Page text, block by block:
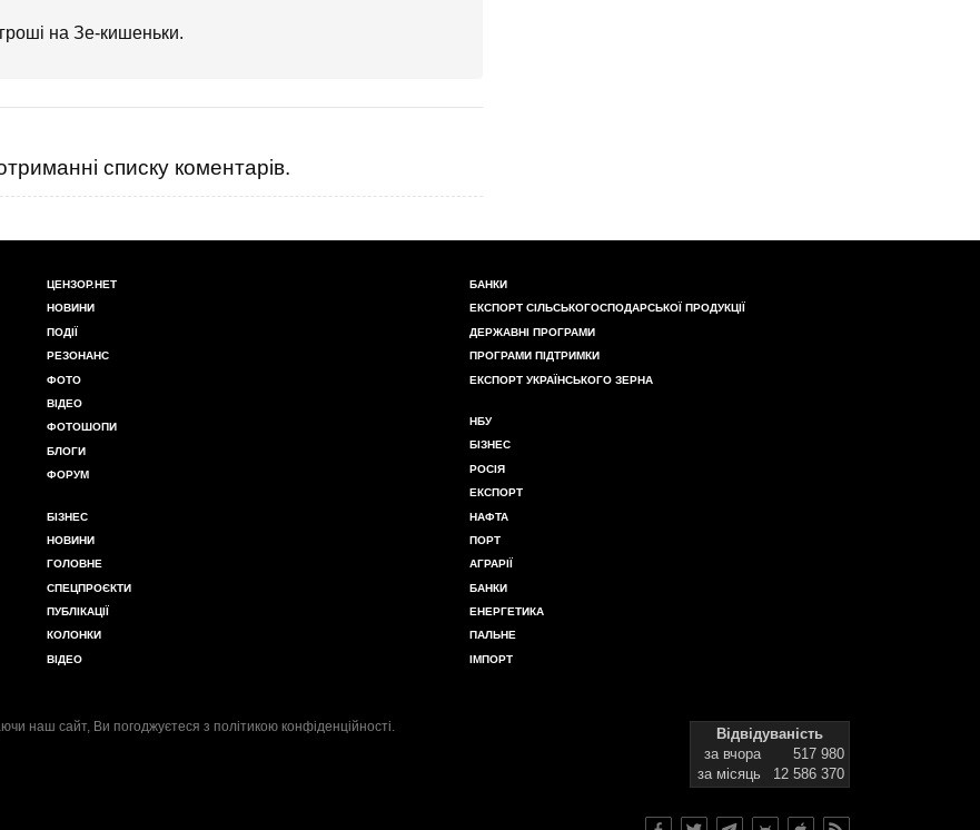
на Зе-кишеньки.
списку коментарів.
ЦЕНЗОР.НЕТ
НОВИНИ
ПОДІЇ
РЕЗОНАНС
ФОТО
ВІДЕО
ФОТОШОПИ
БЛОГИ
ФОРУМ
БІЗНЕС
НОВИНИ
ГОЛОВНЕ
СПЕЦПРОЄКТИ
ПУБЛІКАЦІЇ
КОЛОНКИ
ВІДЕО
БАНКИ
ЕКСПОРТ СІЛЬСЬКОГОСПОДАРСЬКОЇ ПРОДУКЦІЇ
ДЕРЖАВНІ ПРОГРАМИ
ПРОГРАМИ ПІДТРИМКИ
ЕКСПОРТ УКРАЇНСЬКОГО ЗЕРНА
НБУ
БІЗНЕС
РОСІЯ
ЕКСПОРТ
НАФТА
ПОРТ
АГРАРІЇ
БАНКИ
ЕНЕРГЕТИКА
ПАЛЬНЕ
ІМПОРТ
наш сайт, Ви погоджуєтеся з політикою конфіденційності.
Відвідуваність
за вчора
517 980
за місяць
12 586 370